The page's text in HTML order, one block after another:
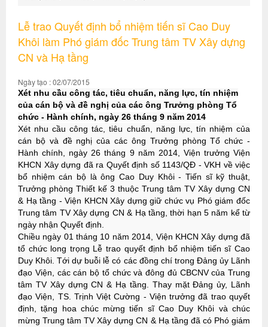
Lễ trao Quyết định bổ nhiệm tiến sĩ Cao Duy
Khôi làm Phó giám đốc Trung tâm TV Xây dựng
CN và Hạ tầng
Ngày tạo : 02/07/2015
Xét nhu cầu công tác, tiêu chuẩn, năng lực, tín nhiệm
của cán bộ và đề nghị của các ông Trưởng phòng Tổ
chức - Hành chính, ngày 26 tháng 9 năm 2014
Xét nhu cầu công tác, tiêu chuẩn, năng lực, tín nhiệm của
cán bộ và đề nghị của các ông Trưởng phòng Tổ chức -
Hành chính, ngày 26 tháng 9 năm 2014, Viện trưởng Viện
KHCN Xây dựng đã ra Quyết định số 1143/QĐ - VKH về việc
bổ nhiệm cán bộ là ông Cao Duy Khôi - Tiến sĩ kỹ thuật,
Trưởng phòng Thiết kế 3 thuộc Trung tâm TV Xây dựng CN
& Hạ tầng - Viện KHCN Xây dựng giữ chức vụ Phó giám đốc
Trung tâm TV Xây dựng CN & Hạ tầng, thời hạn 5 năm kể từ
ngày nhận Quyết định.
Chiều ngày 01 tháng 10 năm 2014, Viện KHCN Xây dựng đã
tổ chức long trọng Lễ trao quyết định bổ nhiệm tiến sĩ Cao
Duy Khôi. Tới dự buỗi lễ có các đồng chí trong Đảng ủy Lãnh
đạo Viện, các cán bộ tổ chức và đông đủ CBCNV của Trung
tâm TV Xây dựng CN & Hạ tầng. Thay mặt Đảng ủy, Lãnh
đạo Viện, TS. Trịnh Việt Cường - Viện trưởng đã trao quyết
định, tặng hoa chúc mừng tiến sĩ Cao Duy Khôi và chúc
mừng Trung tâm TV Xây dựng CN & Hạ tầng đã có Phó giám